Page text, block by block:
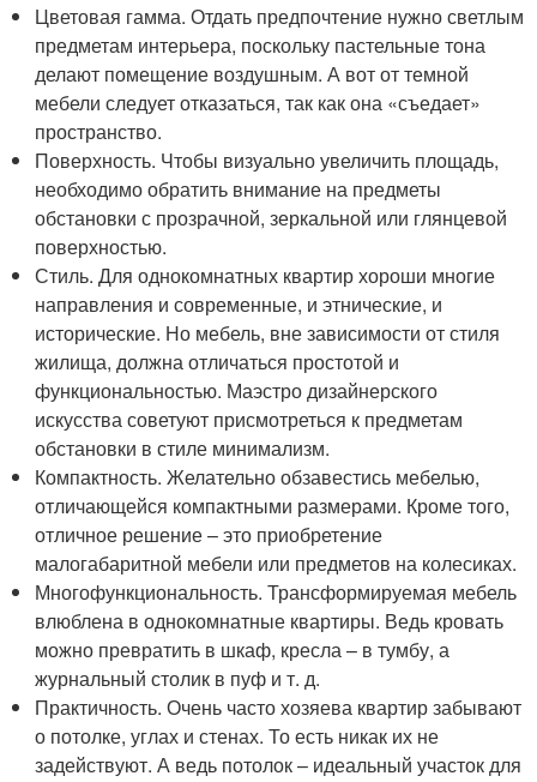
Цветовая гамма. Отдать предпочтение нужно светлым
предметам интерьера, поскольку пастельные тона
делают помещение воздушным. А вот от темной
мебели следует отказаться, так как она «съедает»
пространство.
Поверхность. Чтобы визуально увеличить площадь,
необходимо обратить внимание на предметы
обстановки с прозрачной, зеркальной или глянцевой
поверхностью.
Стиль. Для однокомнатных квартир хороши многие
направления и современные, и этнические, и
исторические. Но мебель, вне зависимости от стиля
жилища, должна отличаться простотой и
функциональностью. Маэстро дизайнерского
искусства советуют присмотреться к предметам
обстановки в стиле минимализм.
Компактность. Желательно обзавестись мебелью,
отличающейся компактными размерами. Кроме того,
отличное решение – это приобретение
малогабаритной мебели или предметов на колесиках.
Многофункциональность. Трансформируемая мебель
влюблена в однокомнатные квартиры. Ведь кровать
можно превратить в шкаф, кресла – в тумбу, а
журнальный столик в пуф и т. д.
Практичность. Очень часто хозяева квартир забывают
о потолке, углах и стенах. То есть никак их не
задействуют. А ведь потолок – идеальный участок для